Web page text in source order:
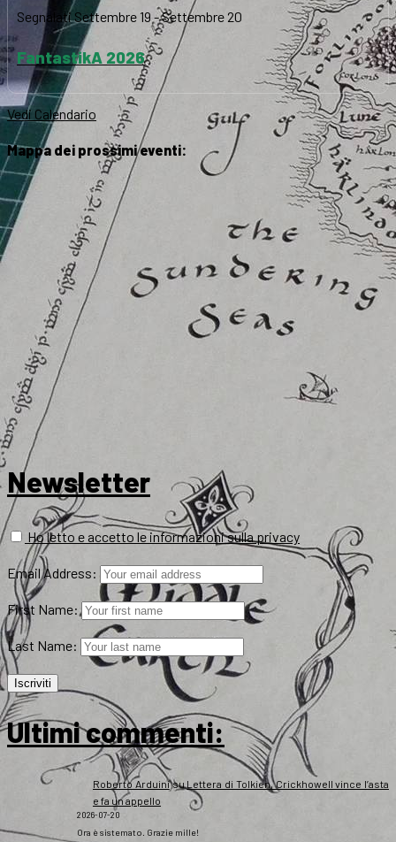
SegnalatiSettembre 19-Settembre 20
FantastikA 2026
Vedi Calendario
Mappa dei prossimi eventi:
Newsletter
Ho letto e accetto le informazioni sulla privacy
Email Address:
First Name:
Last Name:
Ultimi commenti:
Roberto ArduinisuLettera di Tolkien, Crickhowell vince l’asta
e fa un appello
2026-07-20
Ora è sistemato. Grazie mille!